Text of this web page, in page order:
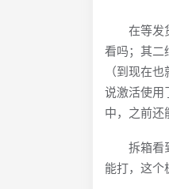
在等发货
看吗；其二
（到现在
说激活使用
中，之前还
拆箱看到
能打，这个